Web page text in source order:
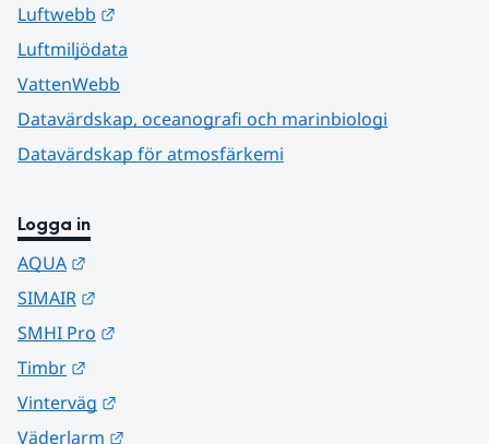
Luftwebb
Luftmiljödata
VattenWebb
Datavärdskap, oceanografi och marinbiologi
Datavärdskap för atmosfärkemi
Logga in
AQUA
SIMAIR
SMHI Pro
Timbr
Vinterväg
Väderlarm